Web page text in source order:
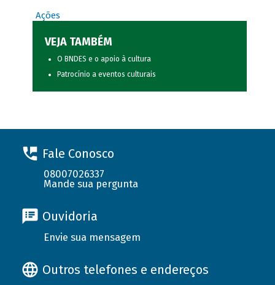
Ações
VEJA TAMBÉM
O BNDES e o apoio à cultura
Patrocínio a eventos culturais
Fale Conosco
08007026337
Mande sua pergunta
Ouvidoria
Envie sua mensagem
Outros telefones e endereços